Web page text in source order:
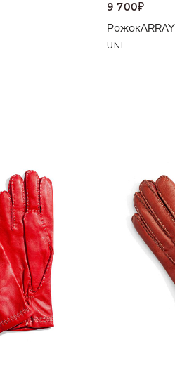
9 700₽
РожокARRAY
UNI